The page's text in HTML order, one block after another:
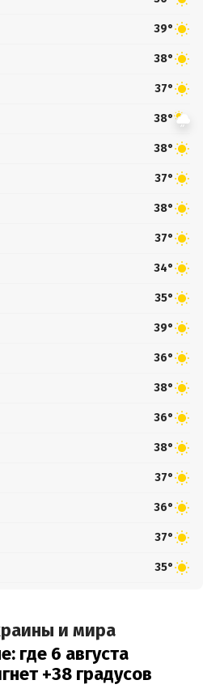
39°
38°
37°
38°
38°
37°
38°
37°
34°
35°
39°
36°
38°
36°
38°
37°
36°
37°
35°
и мира
где 6 августа
+38 градусов